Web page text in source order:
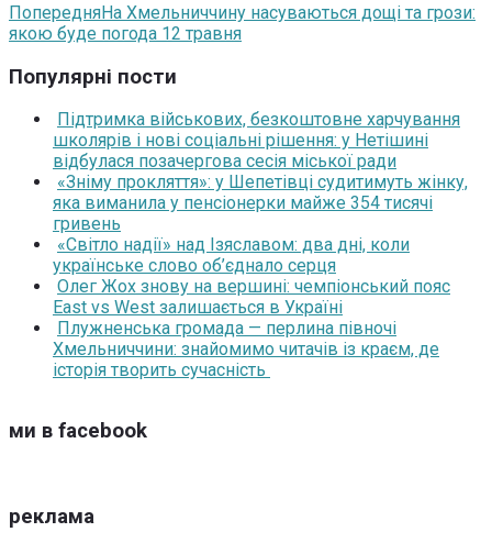
ПопередняНа Хмельниччину насуваються дощі та грози:
якою буде погода 12 травня
Популярні пости
Підтримка військових, безкоштовне харчування
школярів і нові соціальні рішення: у Нетішині
відбулася позачергова сесія міської ради
«Зніму прокляття»: у Шепетівці судитимуть жінку,
яка виманила у пенсіонерки майже 354 тисячі
гривень
«Світло надії» над Ізяславом: два дні, коли
українське слово об’єднало серця
Олег Жох знову на вершині: чемпіонський пояс
East vs West залишається в Україні
Плужненська громада — перлина півночі
Хмельниччини: знайомимо читачів із краєм, де
історія творить сучасність
ми в facebook
реклама